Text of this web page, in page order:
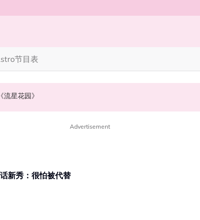
节目表
网友狂赞！
！
星花园》
Advertisement
新秀：很怕被代替